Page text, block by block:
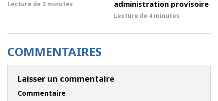
Lecture de 2 minutes
administration provisoire
Lecture de 4 minutes
COMMENTAIRES
Laisser un commentaire
Commentaire